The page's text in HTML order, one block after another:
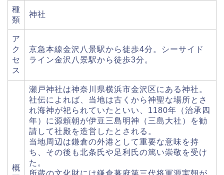
種
類
神社
ア
ク
セ
ス
京急本線金沢八景駅から徒歩4分。シーサイド
ライン金沢八景駅から徒歩3分。
概
瀬戸神社は神奈川県横浜市金沢区にある神社。
社伝によれば、当地は古くから神聖な場所とさ
れ海神が祀られていたといい、1180年（治承四
年）に源頼朝が伊豆三島明神（三島大社）を勧
請して社殿を造営したとされる。
当地周辺は鎌倉の外港として重要な意味を持
ち、その後も北条氏や足利氏の篤い崇敬を受け
た。